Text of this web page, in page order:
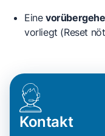
Eine
vorliegt (Reset
Kontakt